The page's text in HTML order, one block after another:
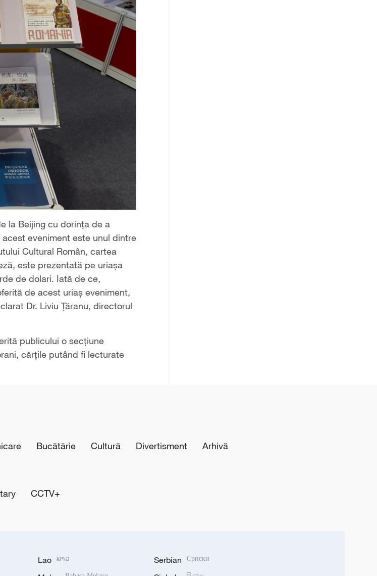
la Beijing cu dorința de a
eveniment este unul dintre
Cultural Român, cartea
este prezentată pe uriașa
de dolari. Iată de ce,
de acest uriaș eveniment,
Dr. Liviu Țăranu, directorul
publicului o secțiune
cărțile putând fi lecturate
Bucătărie Cultură Divertisment Arhivă
CCTV+
Lao ລາວ Serbian Српски